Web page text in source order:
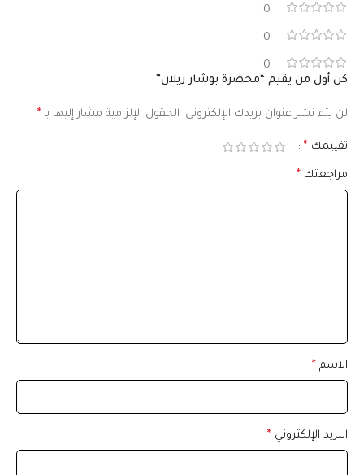
0
0
0
كن أول من يقيم “محضرة بوشار زيلان”
لن يتم نشر عنوان بريدك الإلكتروني. الحقول الإلزامية مشار إليها بـ *
تقييمك *
مراجعتك *
الاسم *
البريد الإلكتروني *